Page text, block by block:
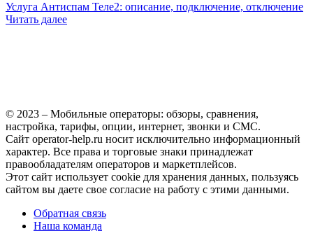
Услуга Антиспам Теле2: описание, подключение, отключение
Читать далее
© 2023 – Мобильные операторы: обзоры, сравнения,
настройка, тарифы, опции, интернет, звонки и СМС.
Сайт operator-help.ru носит исключительно информационный
характер. Все права и торговые знаки принадлежат
правообладателям операторов и маркетплейсов.
Этот сайт использует cookie для хранения данных, пользуясь
сайтом вы даете свое согласие на работу с этими данными.
Обратная связь
Наша команда